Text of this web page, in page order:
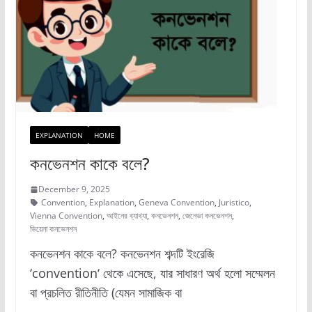
o
k
n
EXPLANATION HOME
কনভেনশন কাকে বলে?
December 9, 2025
Convention, Explanation, Geneva Convention, Juristico,
Vienna Convention, আইনের ব্যাখ্যা, কনভেনশন, জেনেভা কনভেনশন,
ভিয়েনা কনভেনশন
কনভেনশন কাকে বলে? কনভেনশন শব্দটি ইংরেজি
‘convention‘ থেকে এসেছে, যার সাধারণ অর্থ হলো সম্মেলন
বা প্রচলিত রীতিনীতি (যেমন সামাজিক বা